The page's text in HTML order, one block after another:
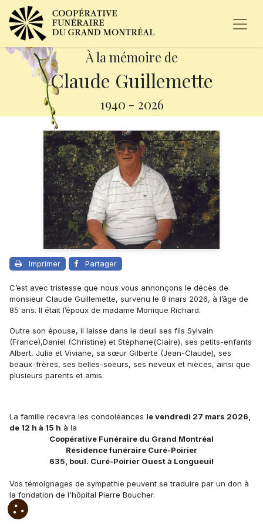
À la mémoire de
Claude Guillemette
1940 - 2026
Imprimer Partager
C’est avec tristesse que nous vous annonçons le décès de
monsieur Claude Guillemette, survenu le 8 mars 2026, à l’âge de
85 ans. Il était l’époux de madame Monique Richard.
Outre son épouse, il laisse dans le deuil ses fils Sylvain
(France),Daniel (Christine) et Stéphane(Claire), ses petits-enfants
Albert, Julia et Viviane, sa sœur Gilberte (Jean-Claude), ses
beaux-frères, ses belles-soeurs, ses neveux et nièces, ainsi que
plusieurs parents et amis.
La famille recevra les condoléances le vendredi 27 mars 2026,
de 12 h à 15 h à la
Coopérative Funéraire du Grand Montréal
Résidence funéraire Curé-Poirier
635, boul. Curé-Poirier Ouest à Longueuil
Vos témoignages de sympathie peuvent se traduire par un don à
la fondation de l'hôpital Pierre Boucher.